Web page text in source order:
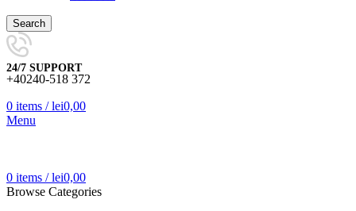
Search
24/7 SUPPORT
+40240-518 372
0 items / lei0,00
Menu
0 items / lei0,00
Browse Categories